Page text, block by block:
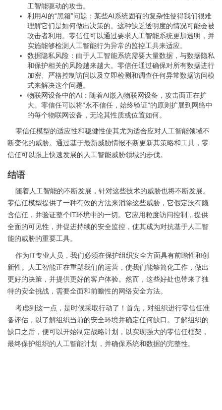
工智能驱动的攻击。
利用AI的“黑箱”问题：某些AI系统固有的复杂性使得我们很难
理解它们是如何做出决策的。这种缺乏透明度的情况可能会被
攻击者利用。零信任可以通过要求人工智能系统更加透明，并
实施能够检测人工智能行为异常的监控工具来适应。
数据隐私风险：由于人工智能系统需要大量数据，与数据隐私
和保护相关的风险越来越大。零信任通过确保对所有数据进行
加密、严格控制访问以及立即检测和调查任何异常数据访问模
式来解决这个问题。
物联网设备中的AI：随着AI嵌入物联网设备，攻击面正在扩
大。零信任可以将“永不信任，始终验证”的原则扩展到网络中
的每个物联网设备，无论其性质或位置如何。
零信任模型的适应性和稳健性使其尤为适合应对人工智能领域不
断变化的威胁。通过基于最新威胁情报不断更新其策略和工具，零
信任可以跟上快速发展的人工智能威胁领域的步伐。
结语
随着人工智能的不断发展，针对这些技术的威胁也将不断发展。
零信任模型提供了一种有效的方法来消除这些威胁，它假定没有隐
含信任，并验证整个IT环境中的一切。它应用粒度访问控制，提供
全面的可见性，并促进持续的安全监控，使其成为对抗基于人工智
能的威胁的重要工具。
作为IT专业人员，我们必须在保护组织安全方面具有前瞻性和创
新性。人工智能正在重塑我们的运营，使我们能够简化工作，做出
更好的决策，并提供更好的客户体验。然而，这些好处也带来了独
特的安全挑战，需要全面和前瞻性的网络安全方法。
考虑到这一点，是时候采取行动了！首先，对组织进行零信任准
备评估，以了解组织当前的安全环境并确定任何缺口。了解组织的
缺口之后，便可以开始制定战略计划，以实现强大的零信任框架，
最终保护组织的人工智能计划，并确保系统和数据的完整性。